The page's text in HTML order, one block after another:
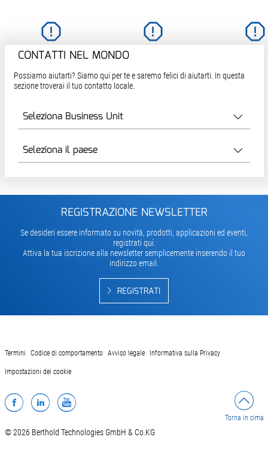
CONTATTI NEL MONDO
Possiamo aiutarti? Siamo qui per te e saremo felici di aiutarti. In questa
sezione troverai il tuo contatto locale.
REGISTRAZIONE NEWSLETTER
Se desideri essere informato su novità, prodotti, applicazioni ed eventi,
registrati qui.
Attiva la tua iscrizione alla newsletter semplicemente inserendo il tuo
indirizzo email.
REGISTRATI
Termini Codice di comportamento Avviso legale Informativa sulla Privacy
Impostazioni dei cookie
Facebook
LinkedInYouTube
Torna in cima
© 2026 Berthold Technologies GmbH & Co.KG